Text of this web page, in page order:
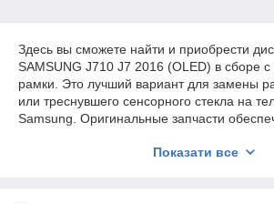
Здесь вы сможете найти и приобрести
SAMSUNG J710 J7 2016 (OLED) в сборе
рамки. Это лучший вариант для замены
или треснувшего сенсорного стекла на
Samsung. Оригинальные запчасти
Весь ассортимент нашей компании
Показати все